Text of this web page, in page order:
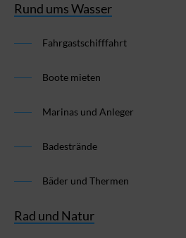
Rund ums Wasser
Fahrgastschifffahrt
Boote mieten
Marinas und Anleger
Badestrände
Bäder und Thermen
Rad und Natur